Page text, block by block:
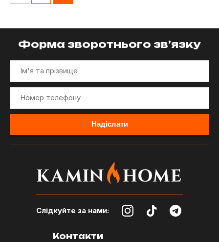
Форма зворотнього зв’язку
Слідкуйте за нами:
Контакти